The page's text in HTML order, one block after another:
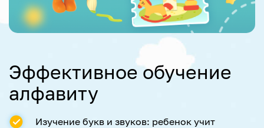
Эффективное обучение
алфавиту
Изучение букв и звуков: ребенок учит